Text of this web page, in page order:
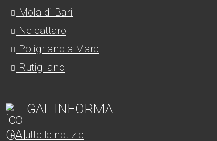
Mola di Bari
Noicattaro
Polignano a Mare
Rutigliano
GAL INFORMA
Tutte le notizie